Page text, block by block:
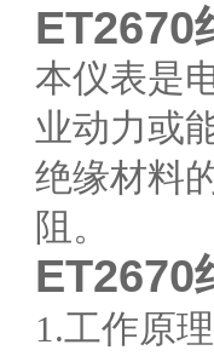
ET2670
本仪表是
业动力或
绝缘材料
阻。
ET2670
1.工作原